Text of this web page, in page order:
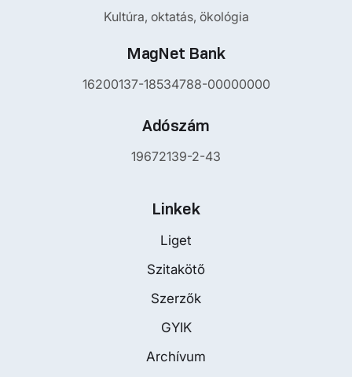
Kultúra, oktatás, ökológia
MagNet Bank
16200137-18534788-00000000
Adószám
19672139-2-43
Linkek
Liget
Szitakötő
Szerzők
GYIK
Archívum